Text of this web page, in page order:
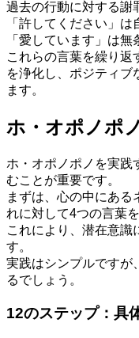
過去の行動に対する謝
「許してください」
「愛しています」は無
これらの言葉を繰り返
を浄化し、ポジティブ
ます。
ホ・オポノポ
ホ・オポノポノを実践
むことが重要です。
まずは、心の中にある
れに対して4つの言葉を
これにより、潜在意識
す。
実践はシンプルですが
るでしょう。
12のステップ：具